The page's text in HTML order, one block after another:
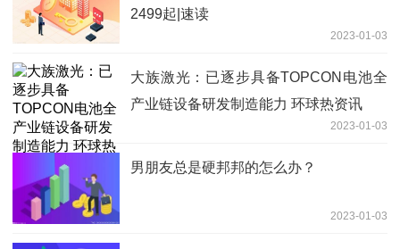
2499起|速读
2023-01-03
大族激光：已逐步具备TOPCON电池全
产业链设备研发制造能力 环球热资讯
2023-01-03
男朋友总是硬邦邦的怎么办？
2023-01-03